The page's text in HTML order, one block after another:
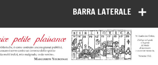
BARRA LATERALE